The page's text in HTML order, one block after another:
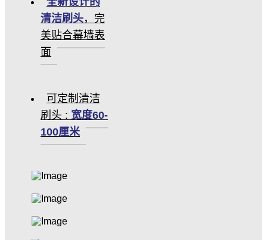
清洁刷头，完
美贴合幕墙表
面
可定制清洁
刷头 : 宽度60-
100厘米